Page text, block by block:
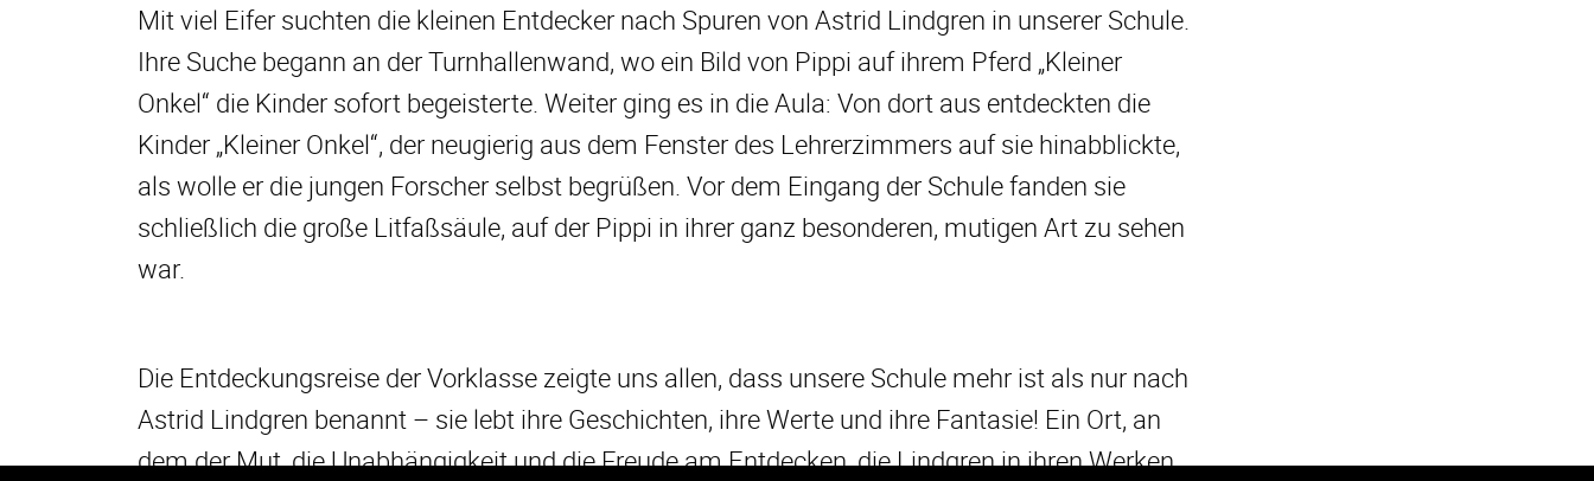
Mit viel Eifer suchten die kleinen Entdecker nach Spuren von Astrid Lindgren in unserer Schule.
Ihre Suche begann an der Turnhallenwand, wo ein Bild von Pippi auf ihrem Pferd „Kleiner
Onkel“ die Kinder sofort begeisterte. Weiter ging es in die Aula: Von dort aus entdeckten die
Kinder „Kleiner Onkel“, der neugierig aus dem Fenster des Lehrerzimmers auf sie hinabblickte,
als wolle er die jungen Forscher selbst begrüßen. Vor dem Eingang der Schule fanden sie
schließlich die große Litfaßsäule, auf der Pippi in ihrer ganz besonderen, mutigen Art zu sehen
war.
Die Entdeckungsreise der Vorklasse zeigte uns allen, dass unsere Schule mehr ist als nur nach
Astrid Lindgren benannt – sie lebt ihre Geschichten, ihre Werte und ihre Fantasie! Ein Ort, an
dem der Mut, die Unabhängigkeit und die Freude am Entdecken, die Lindgren in ihren Werken